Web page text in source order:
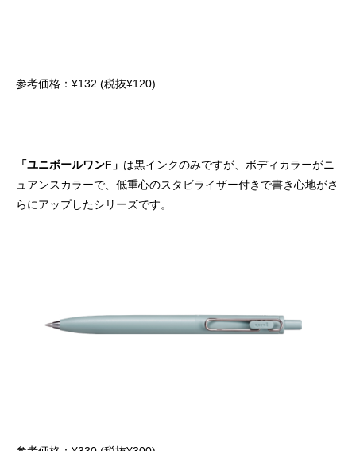
参考価格：¥132 (税抜¥120)
「ユニボールワンF」 は黒インクのみですが、ボディカラーがニ
ュアンスカラーで、低重心のスタビライザー付きで書き心地がさ
らにアップしたシリーズです。